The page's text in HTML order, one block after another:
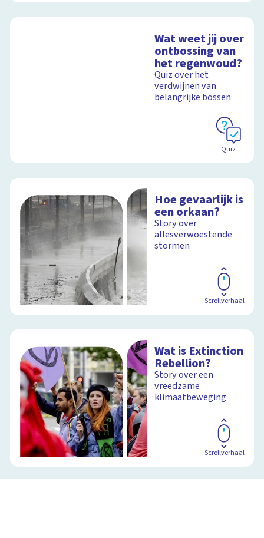
Wat weet jij over
ontbossing van
het regenwoud?
Quiz over het
verdwijnen van
belangrijke bossen
Quiz
Hoe gevaarlijk is
een orkaan?
Story over
allesverwoestende
stormen
Scrollverhaal
Wat is Extinction
Rebellion?
Story over een
vreedzame
klimaatbeweging
Scrollverhaal